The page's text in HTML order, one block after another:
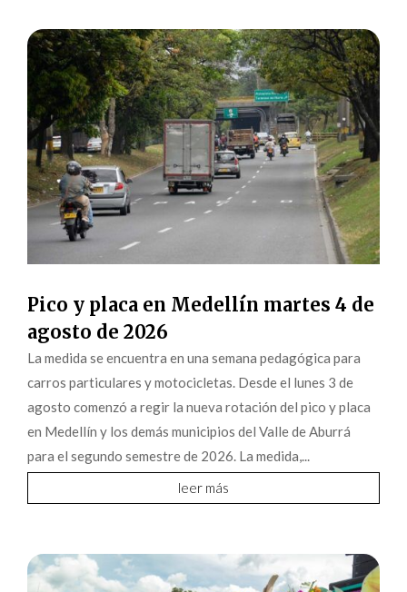
Pico y placa en Medellín martes 4 de
agosto de 2026
La medida se encuentra en una semana pedagógica para
carros particulares y motocicletas. Desde el lunes 3 de
agosto comenzó a regir la nueva rotación del pico y placa
en Medellín y los demás municipios del Valle de Aburrá
para el segundo semestre de 2026. La medida,...
leer más